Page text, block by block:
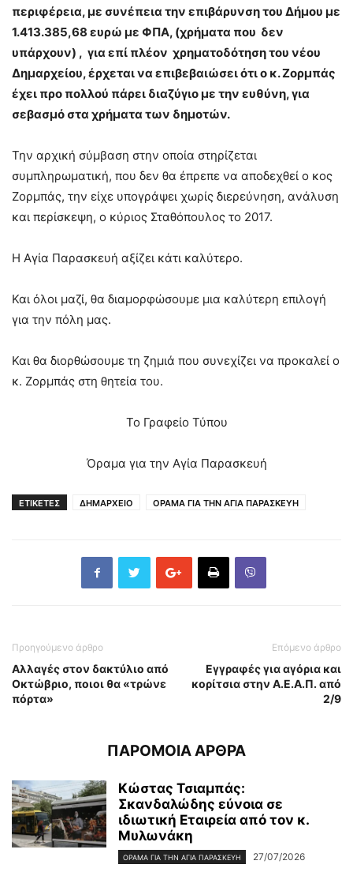
περιφέρεια, με συνέπεια την επιβάρυνση του Δήμου με
1.413.385,68 ευρώ με ΦΠΑ, (χρήματα που δεν
υπάρχουν) , για επί πλέον χρηματοδότηση του νέου
Δημαρχείου, έρχεται να επιβεβαιώσει ότι ο κ. Ζορμπάς
έχει προ πολλού πάρει διαζύγιο με την ευθύνη, για
σεβασμό στα χρήματα των δημοτών.
Την αρχική σύμβαση στην οποία στηρίζεται
συμπληρωματική, που δεν θα έπρεπε να αποδεχθεί ο κος
Ζορμπάς, την είχε υπογράψει χωρίς διερεύνηση, ανάλυση
και περίσκεψη, ο κύριος Σταθόπουλος το 2017.
Η Αγία Παρασκευή αξίζει κάτι καλύτερο.
Και όλοι μαζί, θα διαμορφώσουμε μια καλύτερη επιλογή
για την πόλη μας.
Και θα διορθώσουμε τη ζημιά που συνεχίζει να προκαλεί ο
κ. Ζορμπάς στη θητεία του.
Το Γραφείο Τύπου
Όραμα για την Αγία Παρασκευή
ΕΤΙΚΕΤΕΣ ΔΗΜΑΡΧΕΙΟ ΟΡΑΜΑ ΓΙΑ ΤΗΝ ΑΓΙΑ ΠΑΡΑΣΚΕΥΗ
Προηγούμενο άρθρο
Αλλαγές στον δακτύλιο από
Οκτώβριο, ποιοι θα «τρώνε
πόρτα»
Επόμενο άρθρο
Εγγραφές για αγόρια και
κορίτσια στην Α.Ε.Α.Π. από
2/9
ΠΑΡΟΜΟΙΑ ΑΡΘΡΑ
Κώστας Τσιαμπάς:
Σκανδαλώδης εύνοια σε
ιδιωτική Εταιρεία από τον κ.
Μυλωνάκη
ΌΡΑΜΑ ΓΙΑ ΤΗΝ ΑΓΊΑ ΠΑΡΑΣΚΕΥΉ 27/07/2026